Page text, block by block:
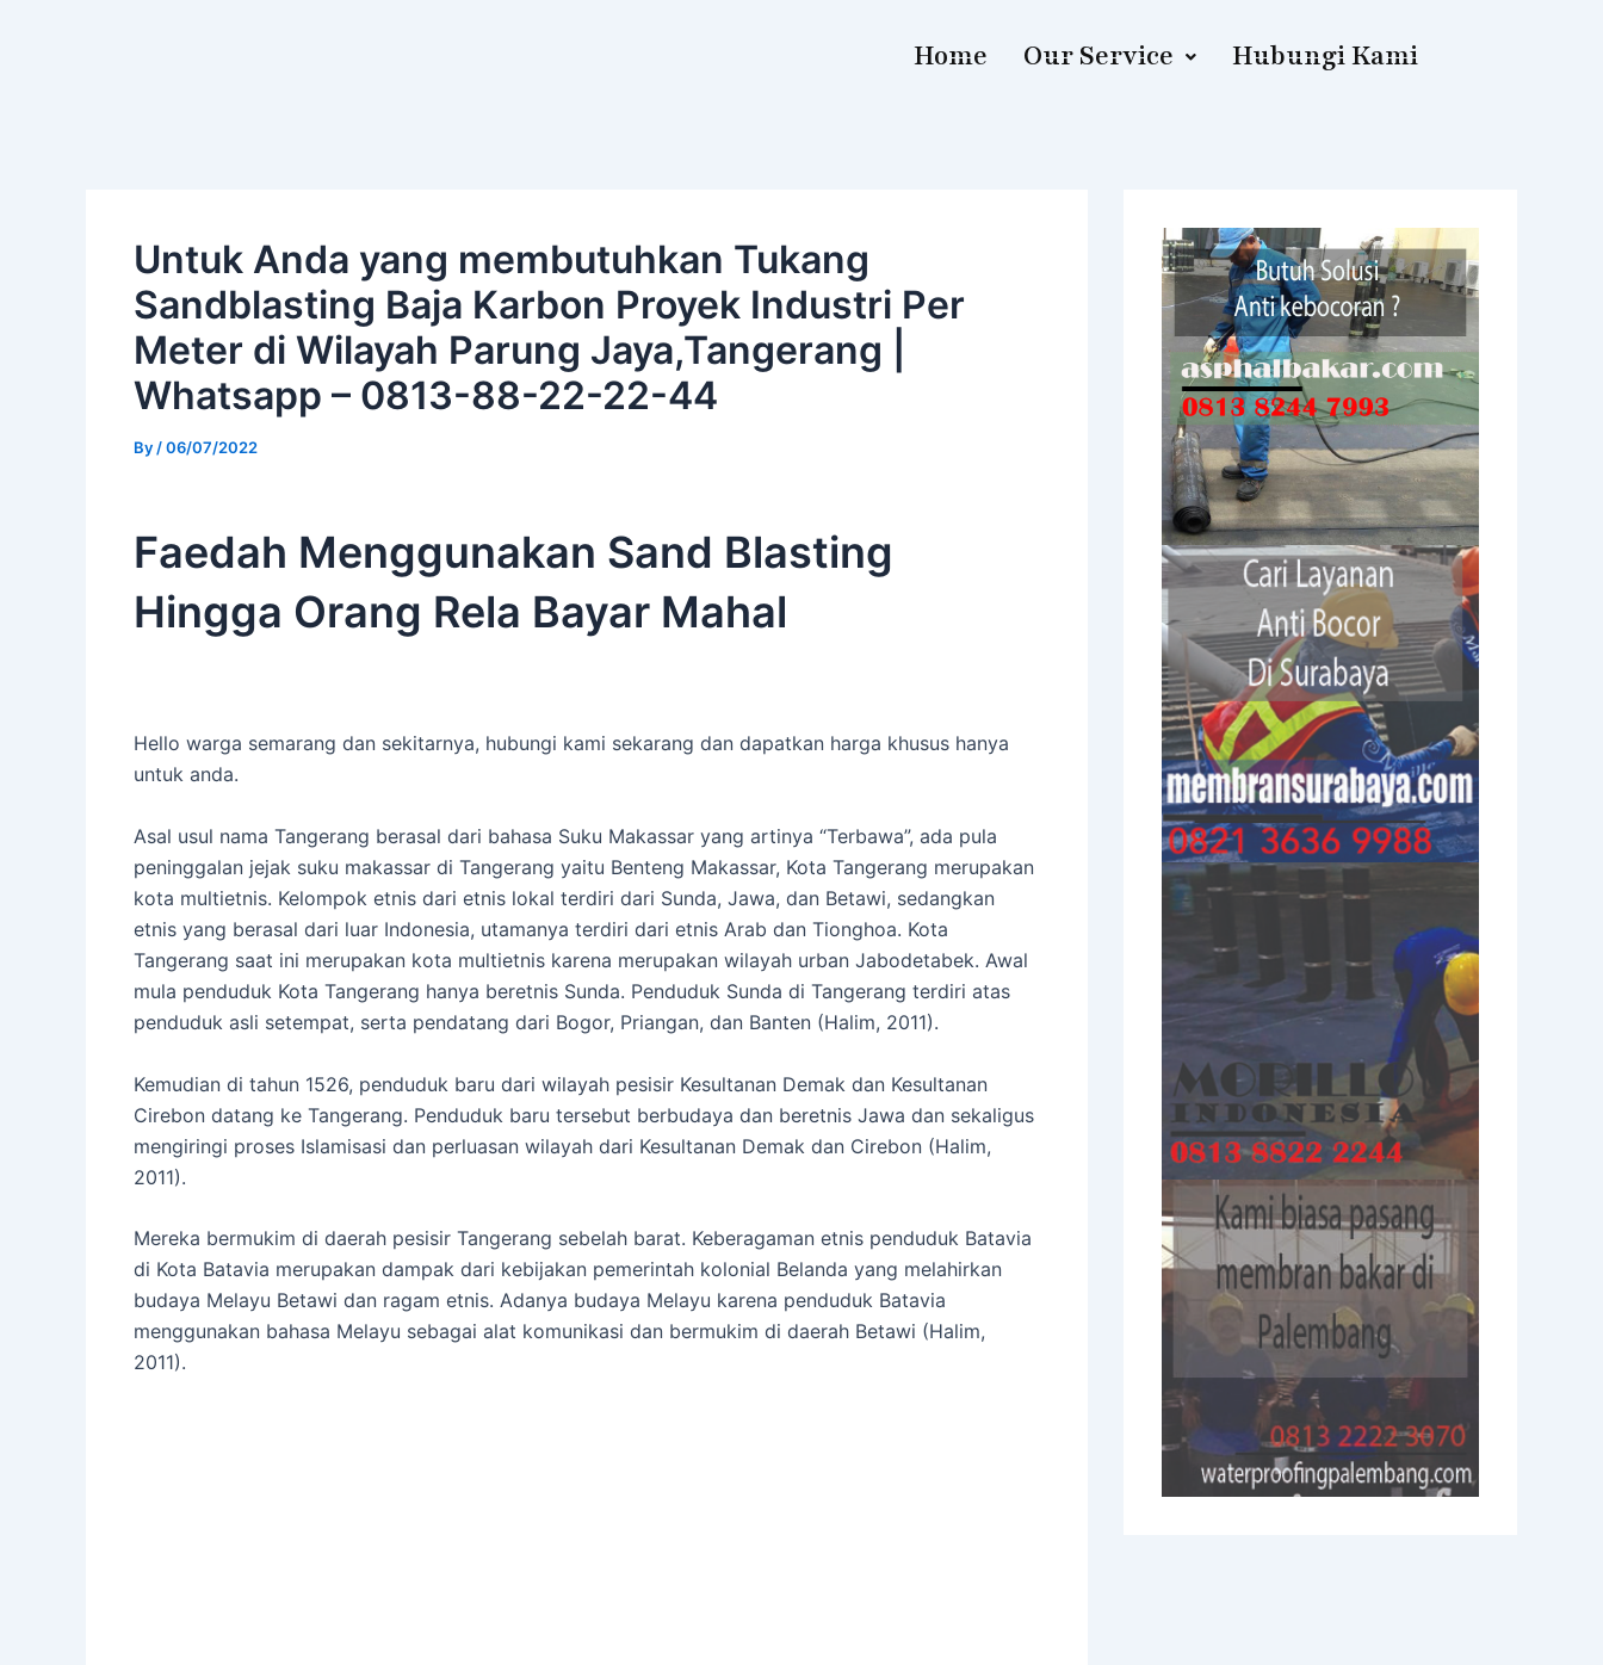
Home Our Service Hubungi Kami
Untuk Anda yang membutuhkan Tukang
Sandblasting Baja Karbon Proyek Industri Per
Meter di Wilayah Parung Jaya,Tangerang |
Whatsapp – 0813-88-22-22-44
By /06/07/2022
Faedah Menggunakan Sand Blasting
Hingga Orang Rela Bayar Mahal
Hello warga semarang dan sekitarnya, hubungi kami sekarang dan dapatkan harga khusus hanya
untuk anda.
Asal usul nama Tangerang berasal dari bahasa Suku Makassar yang artinya “Terbawa”, ada pula
peninggalan jejak suku makassar di Tangerang yaitu Benteng Makassar, Kota Tangerang merupakan
kota multietnis. Kelompok etnis dari etnis lokal terdiri dari Sunda, Jawa, dan Betawi, sedangkan
etnis yang berasal dari luar Indonesia, utamanya terdiri dari etnis Arab dan Tionghoa. Kota
Tangerang saat ini merupakan kota multietnis karena merupakan wilayah urban Jabodetabek. Awal
mula penduduk Kota Tangerang hanya beretnis Sunda. Penduduk Sunda di Tangerang terdiri atas
penduduk asli setempat, serta pendatang dari Bogor, Priangan, dan Banten (Halim, 2011).
Kemudian di tahun 1526, penduduk baru dari wilayah pesisir Kesultanan Demak dan Kesultanan
Cirebon datang ke Tangerang. Penduduk baru tersebut berbudaya dan beretnis Jawa dan sekaligus
mengiringi proses Islamisasi dan perluasan wilayah dari Kesultanan Demak dan Cirebon (Halim,
2011).
Mereka bermukim di daerah pesisir Tangerang sebelah barat. Keberagaman etnis penduduk Batavia
di Kota Batavia merupakan dampak dari kebijakan pemerintah kolonial Belanda yang melahirkan
budaya Melayu Betawi dan ragam etnis. Adanya budaya Melayu karena penduduk Batavia
menggunakan bahasa Melayu sebagai alat komunikasi dan bermukim di daerah Betawi (Halim,
2011).